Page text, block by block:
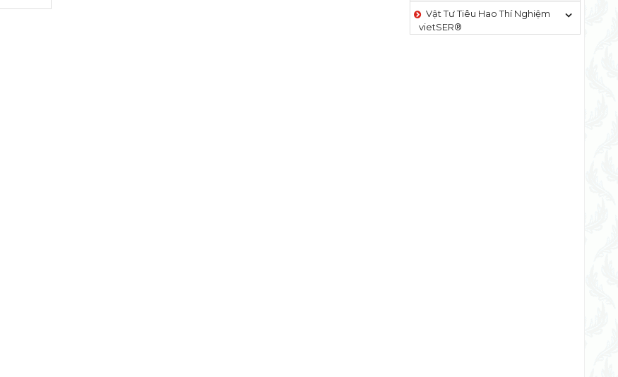
Vật Tư Tiêu Hao Thí Nghiệm
vietSER®